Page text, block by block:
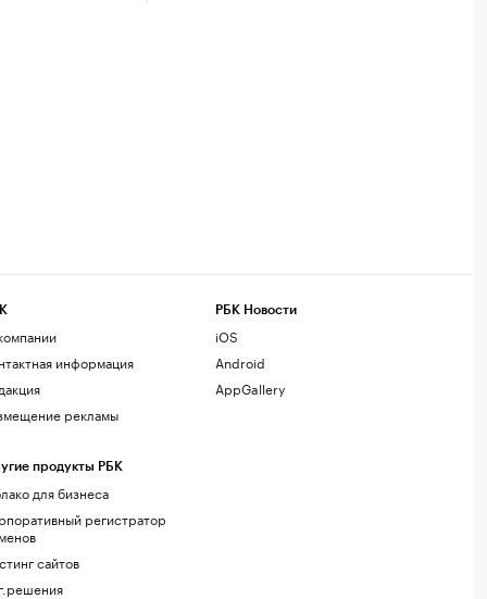
информация
рекламы
продукты РБК
для бизнеса
регистратор
сайтов
РБК Новости
iOS
Android
AppGallery